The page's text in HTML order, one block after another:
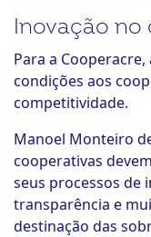
Inovação
Para a
condições aos
competitividade.
Manoel Monteiro
cooperativas
seus processos de
transparência e
destinação das